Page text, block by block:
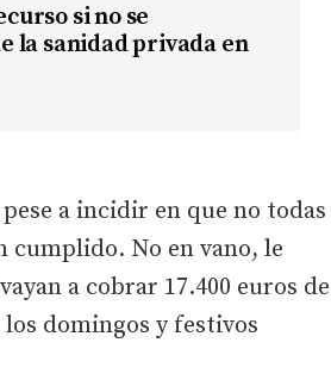
si no se
la sanidad privada en
a incidir en que no todas
cumplido. No en vano, le
vayan a cobrar 17.400 euros de
domingos y festivos